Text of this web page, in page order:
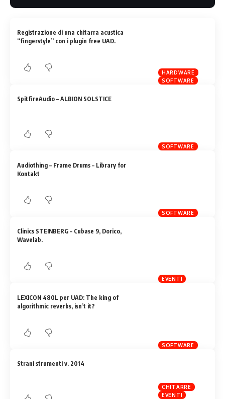
HARDWARE
SOFTWARE
Registrazione di una chitarra acustica
“fingerstyle” con i plugin free UAD.
SOFTWARE
SpitfireAudio – ALBION SOLSTICE
SOFTWARE
Audiothing – Frame Drums – Library for
Kontakt
EVENTI
Clinics STEINBERG – Cubase 9, Dorico,
Wavelab.
SOFTWARE
LEXICON 480L per UAD: The king of
algorithmic reverbs, isn’t it?
CHITARRE
EVENTI
Strani strumenti v. 2014